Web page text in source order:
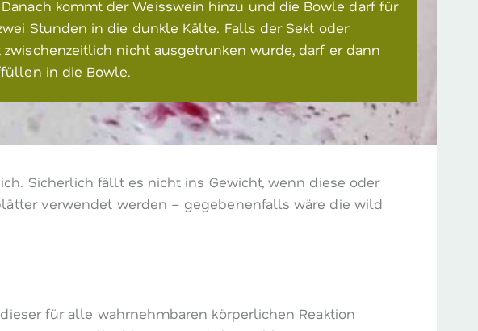
kommt der Weisswein hinzu und die Bowle darf für
Stunden in die dunkle Kälte. Falls der Sekt oder
zwischenzeitlich nicht ausgetrunken wurde, darf er dann
in die Bowle.
Sicherlich fällt es nicht ins Gewicht, wenn diese oder
verwendet werden – gegebenenfalls wäre die wild
für alle wahrnehmbaren körperlichen Reaktion